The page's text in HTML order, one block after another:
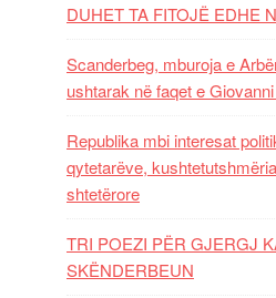
DUHET TA FITOJË EDHE
Scanderbeg, mburoja e
ushtarak në faqet e
Republika mbi interesat
qytetarëve,
shtetërore
TRI POEZI PËR GJERGJ
SKËNDERBEUN